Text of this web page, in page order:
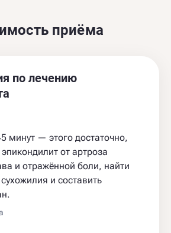
приёма
по лечению
минут — этого достаточно,
от артроза
и отражённой боли, найти
и составить